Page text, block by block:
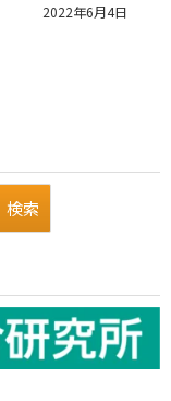
2022年6月4日